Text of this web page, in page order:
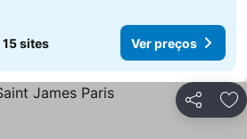
15 sites Ver preços
Partilhar